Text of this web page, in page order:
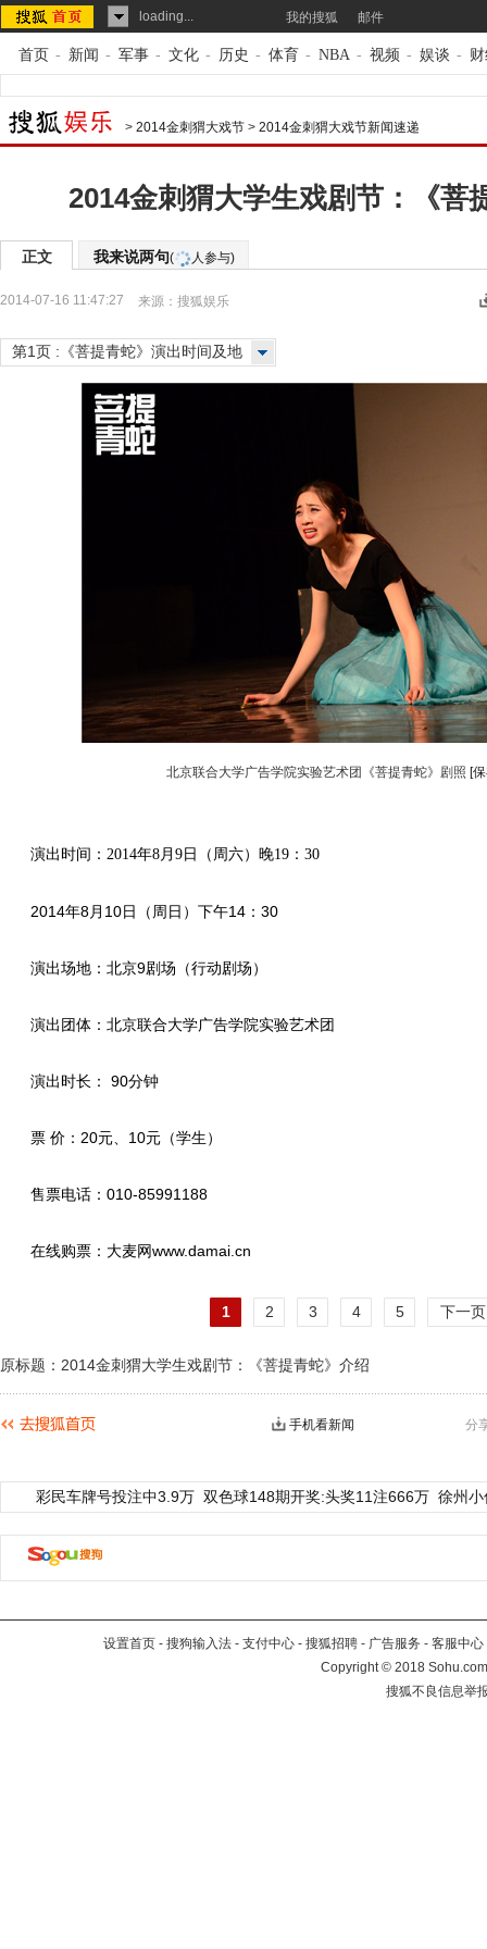
loading... 我的搜狐 邮件
首页 - 新闻 - 军事 - 文化 - 历史 - 体育 - NBA - 视频 - 娱谈 -
> 2014金刺猬大戏节 > 2014金刺猬大戏节新闻速递
2014金刺猬大学生戏剧节：《菩
正文 我来说两句( 人参与)
2014-07-16 11:47:27 来源： 搜狐娱乐
第1页 :《菩提青蛇》演出时间及地
北京联合大学广告学院实验艺术团《菩提青蛇》剧照 [
演出时间：2014年8月9日（周六）晚19：30
2014年8月10日（周日）下午14：30
演出场地：北京9剧场（行动剧场）
演出团体：北京联合大学广告学院实验艺术团
演出时长： 90分钟
票 价：20元、10元（学生）
售票电话：010-85991188
在线购票：大麦网www.damai.cn
1 2 3 4 5 下一页
原标题：2014金刺猬大学生戏剧节：《菩提青蛇》介绍
分
手机看新闻
彩民车牌号投注中3.9万 双色球148期开奖:头奖11注666万 徐州
设置首页 - 搜狗输入法 - 支付中心 - 搜狐招聘 - 广告服务 - 客服中心
Copyright©2018
搜狐不良信息举